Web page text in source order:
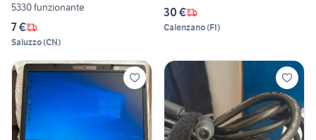
5330 funzionante
7 €
Saluzzo(CN)
30 €
Calenzano(FI)